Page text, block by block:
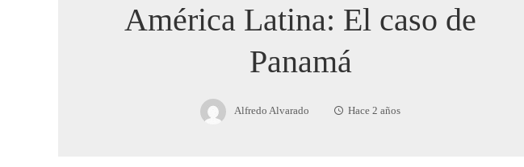
América Latina: El caso de
Panamá
Alfredo Alvarado Hace 2 años